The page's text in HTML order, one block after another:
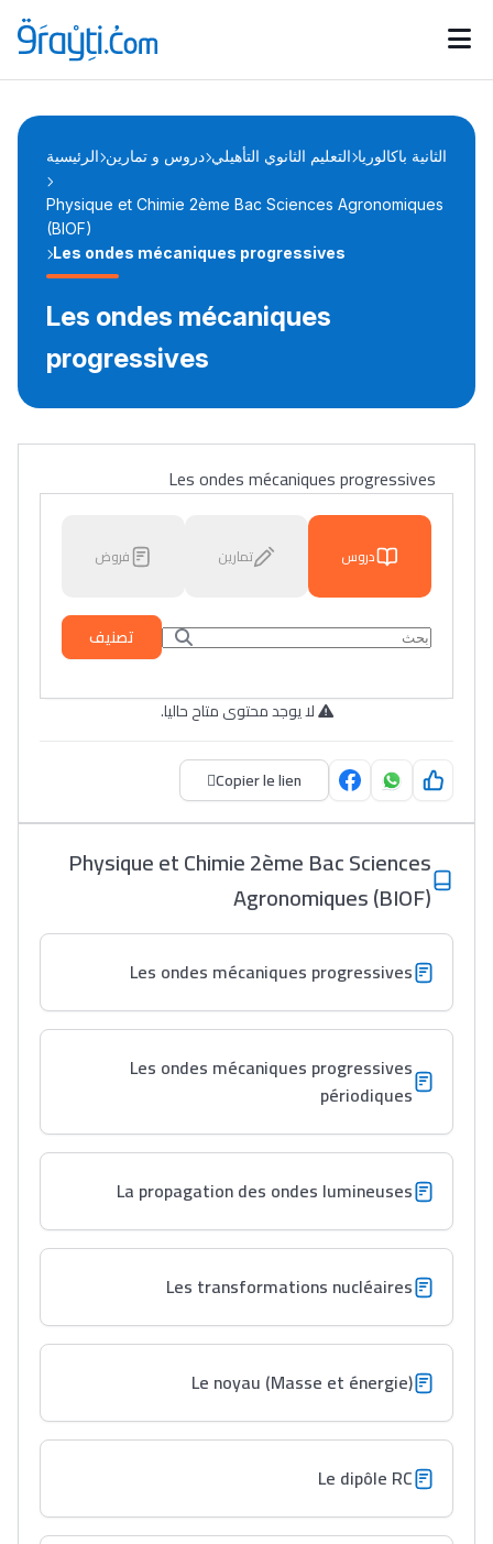
Catégories
d'actualités
Annonces bourses
الرئيسية دروس و تمارين التعليم الثانوي التأهيلي الثانية باكالوريا
Physique et Chimie 2ème Bac Sciences Agronomiques
(BIOF)
Les ondes mécaniques progressives
Les ondes mécaniques
progressives
Les ondes mécaniques progressives
دروس تمارين فروض
تصنيف
لا يوجد محتوى متاح حاليا.
Copier le lien
Physique et Chimie 2ème Bac Sciences
Agronomiques (BIOF)
Les ondes mécaniques progressives
Les ondes mécaniques progressives
périodiques
La propagation des ondes lumineuses
Les transformations nucléaires
Le noyau (Masse et énergie)
Le dipôle RC